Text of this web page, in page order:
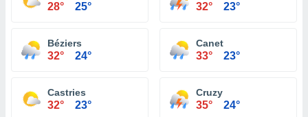
28° 25° 32° 23°
Béziers
32° 24°
Canet
33° 23°
Castries
32° 23°
Cruzy
35° 24°